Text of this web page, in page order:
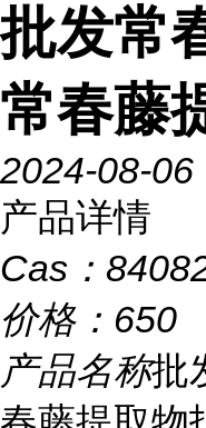
批发常
常春藤
2024-08-06
产品详情
Cas：
价格： 650
产品名称批